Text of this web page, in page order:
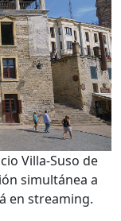
Villa-Suso de
simultánea a
en streaming.